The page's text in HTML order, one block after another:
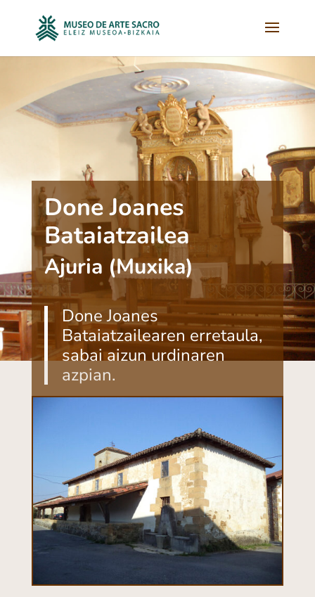
Done Joanes
Bataiatzailea
Ajuria (Muxika)
Done Joanes
Bataiatzailearen erretaula,
sabai aizun urdinaren
azpian.